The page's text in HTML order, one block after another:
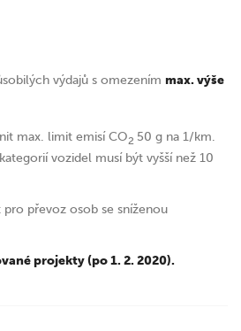
výdajů s omezením max. výše
max. limit emisí CO2 50 g na 1/km.
vozidel musí být vyšší než 10
převoz osob se sníženou
projekty (po 1. 2. 2020).